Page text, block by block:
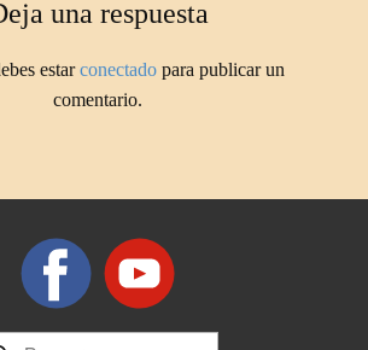
una respuesta
estarconectado para publicar un
comentario.